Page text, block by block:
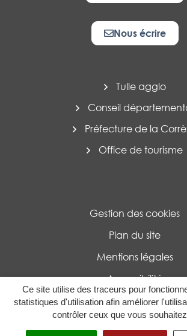
Ce site utilise des traceurs pour
statistiques d'utilisation afin améliorer
contrôler ceux que vous
MENU
Nous écrire
Tulle agglo
Conseil
Préfecture de la
Office de tourisme
Gestion des cookies
Plan du site
Mentions légales
Accessibilité
Politique de